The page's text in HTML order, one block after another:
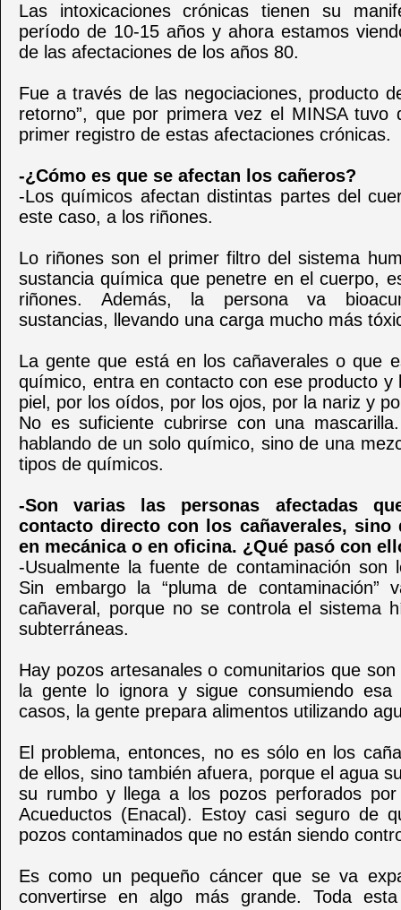
Las intoxicaciones crónicas tienen su
período de 10-15 años y ahora estamos
de las afectaciones de los años 80.
Fue a través de las negociaciones, producto
retorno”, que por primera vez el MINSA tuvo
primer registro de estas afectaciones crónicas.
-¿Cómo es que se afectan los cañeros?
-Los químicos afectan distintas partes del
este caso, a los riñones.
Lo riñones son el primer filtro del sistema
sustancia química que penetre en el cuerpo,
riñones. Además, la persona va
sustancias, llevando una carga mucho más
La gente que está en los cañaverales o que
químico, entra en contacto con ese producto y
piel, por los oídos, por los ojos, por la nariz y
No es suficiente cubrirse con una
hablando de un solo químico, sino de una
tipos de químicos.
-Son varias las personas afectadas
contacto directo con los cañaverales, sino
en mecánica o en oficina. ¿Qué pasó con
-Usualmente la fuente de contaminación son
Sin embargo la “pluma de contaminación”
cañaveral, porque no se controla el sistema
subterráneas.
Hay pozos artesanales o comunitarios que
la gente lo ignora y sigue consumiendo
casos, la gente prepara alimentos utilizando
El problema, entonces, no es sólo en los
de ellos, sino también afuera, porque el agua
su rumbo y llega a los pozos perforados
Acueductos (Enacal). Estoy casi seguro de
pozos contaminados que no están siendo
Es como un pequeño cáncer que se va
convertirse en algo más grande. Toda